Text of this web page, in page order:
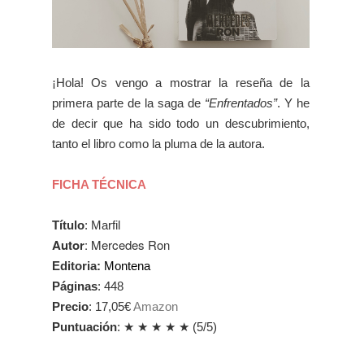
¡Hola! Os vengo a mostrar la reseña de la
primera parte de la saga de “Enfrentados”. Y he
de decir que ha sido todo un descubrimiento,
tanto el libro como la pluma de la autora.
FICHA TÉCNICA
Título: Marfil
Autor: Mercedes Ron
Editoria: Montena
Páginas: 448
Precio: 17,05€Amazon
Puntuación: ★ ★ ★ ★ ★ (5/5)